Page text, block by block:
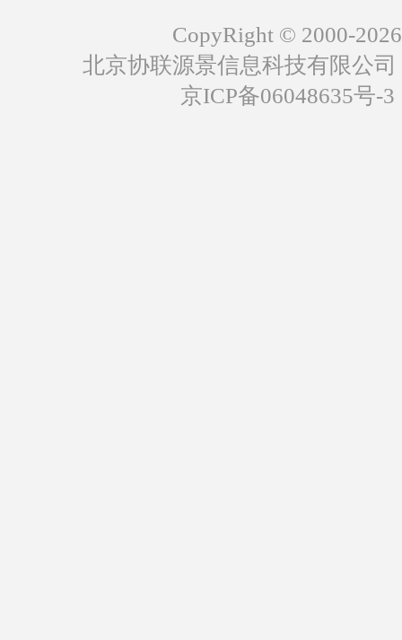
CopyRight © 2000-2026
北京协联源景信息科技有限公
京ICP备06048635号-3